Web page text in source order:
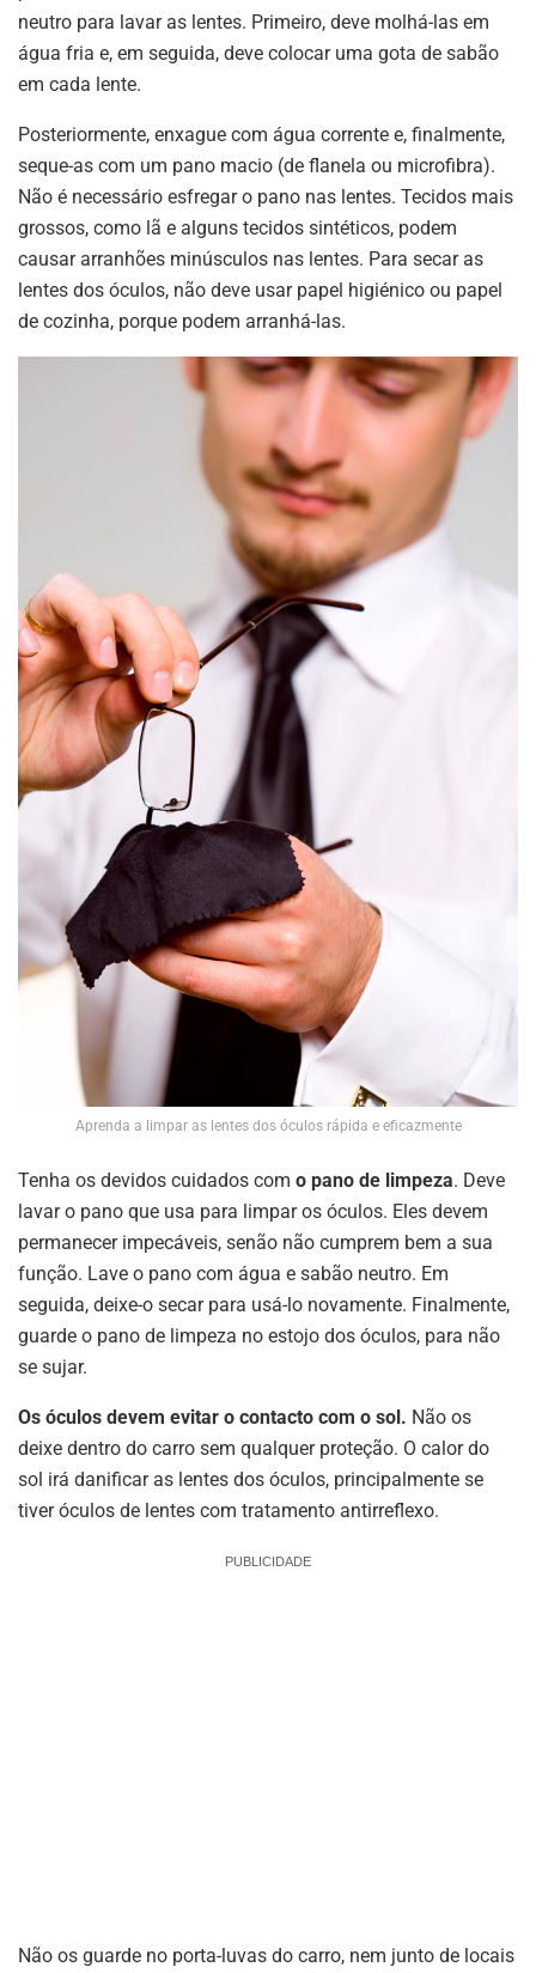
neutro para lavar as lentes. Primeiro, deve molhá-las em
água fria e, em seguida, deve colocar uma gota de sabão
em cada lente.
Posteriormente, enxague com água corrente e, finalmente,
seque-as com um pano macio (de flanela ou microfibra).
Não é necessário esfregar o pano nas lentes. Tecidos mais
grossos, como lã e alguns tecidos sintéticos, podem
causar arranhões minúsculos nas lentes. Para secar as
lentes dos óculos, não deve usar papel higiénico ou papel
de cozinha, porque podem arranhá-las.
Aprenda a limpar as lentes dos óculos rápida e eficazmente
Tenha os devidos cuidados com o pano de limpeza. Deve
lavar o pano que usa para limpar os óculos. Eles devem
permanecer impecáveis, senão não cumprem bem a sua
função. Lave o pano com água e sabão neutro. Em
seguida, deixe-o secar para usá-lo novamente. Finalmente,
guarde o pano de limpeza no estojo dos óculos, para não
se sujar.
Os óculos devem evitar o contacto com o sol. Não os
deixe dentro do carro sem qualquer proteção. O calor do
sol irá danificar as lentes dos óculos, principalmente se
tiver óculos de lentes com tratamento antirreflexo.
PUBLICIDADE
Não os guarde no porta-luvas do carro, nem junto de locais